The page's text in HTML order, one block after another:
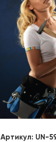
Артикул: UN-